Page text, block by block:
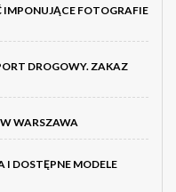
FOTOGRAFIE
DROGOWY. ZAKAZ
WARSZAWA
I DOSTĘPNE MODELE